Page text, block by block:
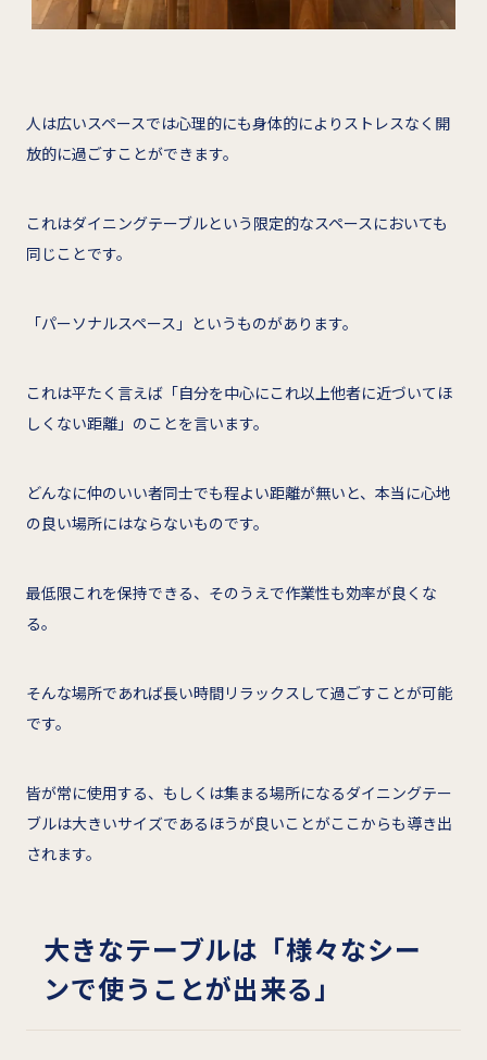
人は広いスペースでは心理的にも身体的によりストレスなく開
放的に過ごすことができます。
これはダイニングテーブルという限定的なスペースにおいても
同じことです。
「パーソナルスペース」というものがあります。
これは平たく言えば「自分を中心にこれ以上他者に近づいてほ
しくない距離」のことを言います。
どんなに仲のいい者同士でも程よい距離が無いと、本当に心地
の良い場所にはならないものです。
最低限これを保持できる、そのうえで作業性も効率が良くな
る。
そんな場所であれば長い時間リラックスして過ごすことが可能
です。
皆が常に使用する、もしくは集まる場所になるダイニングテー
ブルは大きいサイズであるほうが良いことがここからも導き出
されます。
大きなテーブルは「様々なシー
ンで使うことが出来る」